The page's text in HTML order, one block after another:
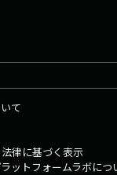
て
律に基づく表示
ットフォームラボにつ